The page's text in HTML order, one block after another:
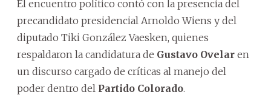
El encuentro político contó con la presencia del
precandidato presidencial Arnoldo Wiens y del
diputado Tiki González Vaesken, quienes
respaldaron la candidatura de Gustavo Ovelar en
un discurso cargado de críticas al manejo del
poder dentro del Partido Colorado.